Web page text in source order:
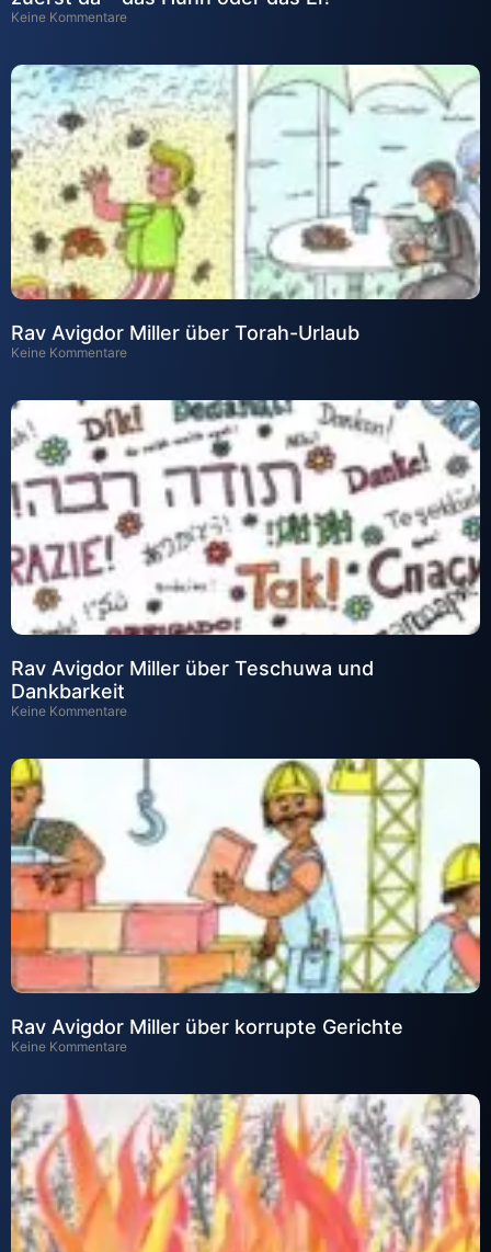
Keine Kommentare
Rav Avigdor Miller über Torah-Urlaub
Keine Kommentare
Rav Avigdor Miller über Teschuwa und
Dankbarkeit
Keine Kommentare
Rav Avigdor Miller über korrupte Gerichte
Keine Kommentare